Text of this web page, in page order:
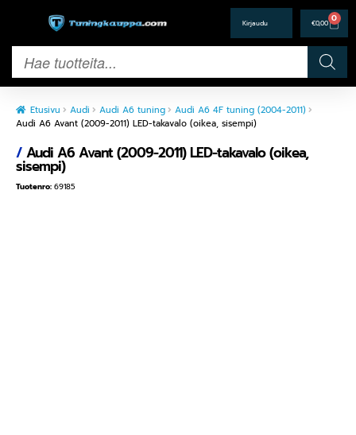
€0,00 0
Etusivu Audi Audi A6 tuning
Audi A6 4F tuning (2004-2011)
Audi A6 Avant (2009-2011) LED-takavalo (oikea, sisempi)
/Audi A6 Avant (2009-2011) LED-takavalo (oikea,
sisempi)
Tuotenro: 69185